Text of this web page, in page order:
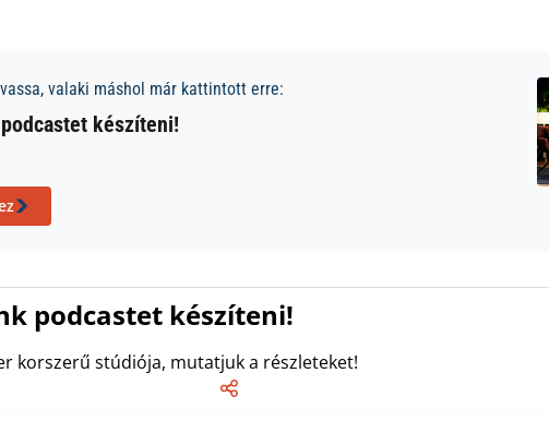
valaki máshol már kattintott erre:
készíteni!
podcastet készíteni!
korszerű stúdiója, mutatjuk a részleteket!